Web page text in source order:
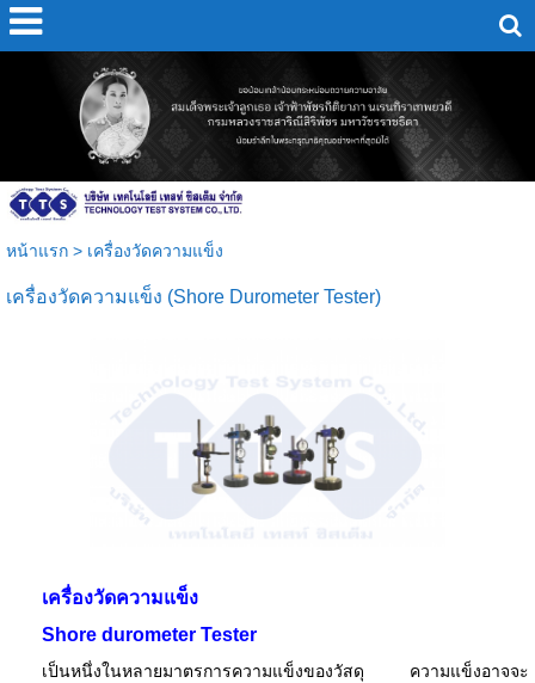
หน้าแรก> เครื่องวัดความแข็ง
เครื่องวัดความแข็ง (Shore Durometer Tester)
เครื่องวัดความแข็ง
Shore durometer Tester
เป็นหนึ่งในหลายมาตรการความแข็งของวัสดุ ความแข็งอาจจะ